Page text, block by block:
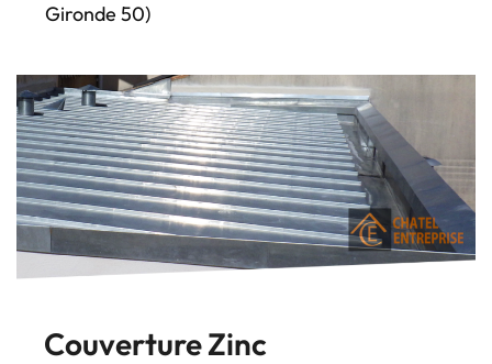
Gironde 50)
Couverture Zinc